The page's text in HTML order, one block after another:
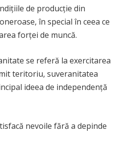
de producție din
în special în ceea ce
forței de muncă.
se referă la exercitarea
teritoriu, suveranitatea
ideea de independență
nevoile fără a depinde